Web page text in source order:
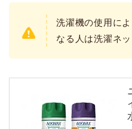
洗濯機の使用に
なる人は洗濯ネ